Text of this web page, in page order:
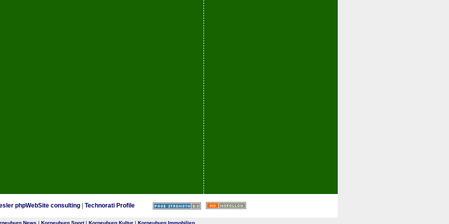
phpWebSite consulting Technorati Profile
News | Korneuburg Sport| Korneuburg Kultur | Korneuburg Immobilien